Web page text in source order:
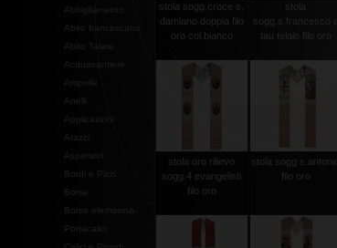
Abbigliamento
Abito francescano
Abito Talare
Acquasantiere
Ampolle
Anelli
Applicazioni
Arazzi
Aspersori
Bordi e Pizzi
Borse
Borse elemosina-
Portacalici
stola sogg.croce s.
damiano doppia filo
oro col.bianco
stola
sogg.s.francesco e
tau telaio filo oro
stola oro rilievo
sogg.4 evangelisti
filo oro
stola sogg.s.antonio
filo oro